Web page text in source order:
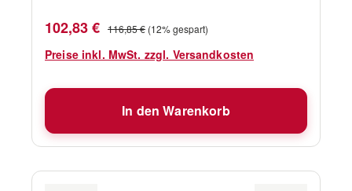
Verkaufspreis:
102,83 € Regulärer Preis:
116,85 € (12% gespart)
Preise inkl. MwSt. zzgl. Versandkosten
In den Warenkorb